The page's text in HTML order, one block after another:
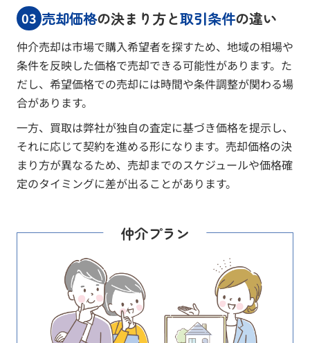
03 売却価格の決まり方と取引条件の違い
仲介売却は市場で購入希望者を探すため、地域の相場や
条件を反映した価格で売却できる可能性があります。た
だし、希望価格での売却には時間や条件調整が関わる場
合があります。
一方、買取は弊社が独自の査定に基づき価格を提示し、
それに応じて契約を進める形になります。売却価格の決
まり方が異なるため、売却までのスケジュールや価格確
定のタイミングに差が出ることがあります。
仲介プラン